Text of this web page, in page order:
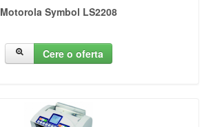
Motorola Symbol LS2208
Cere o oferta